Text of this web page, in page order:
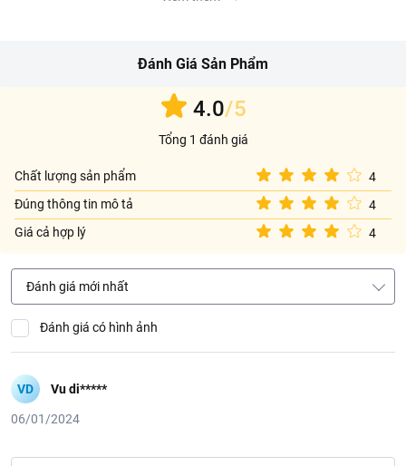
Đơn giá sản phẩm chưa gồm phí giao hàng tùy theo khu vực và
https://www.lottemart.vn/vi-nsg/faq/39
Đánh Giá Sản Phẩm
4.0/5
Tổng 1 đánh giá
Chất lượng sản phẩm
4
Đúng thông tin mô tả
4
Giá cả hợp lý
4
Đánh giá mới nhất
Đánh giá có hình ảnh
VD Vu di*****
06/01/2024